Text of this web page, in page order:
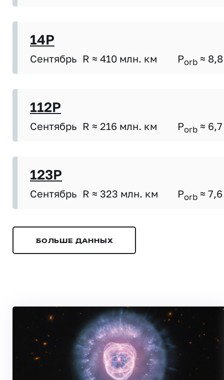
14P
Сентябрь R ≈ 410 млн. км Porb ≈ 8,8
112P
Сентябрь R ≈ 216 млн. км Porb ≈ 6,7
123P
Сентябрь R ≈ 323 млн. км Porb ≈ 7,6
БОЛЬШЕ ДАННЫХ